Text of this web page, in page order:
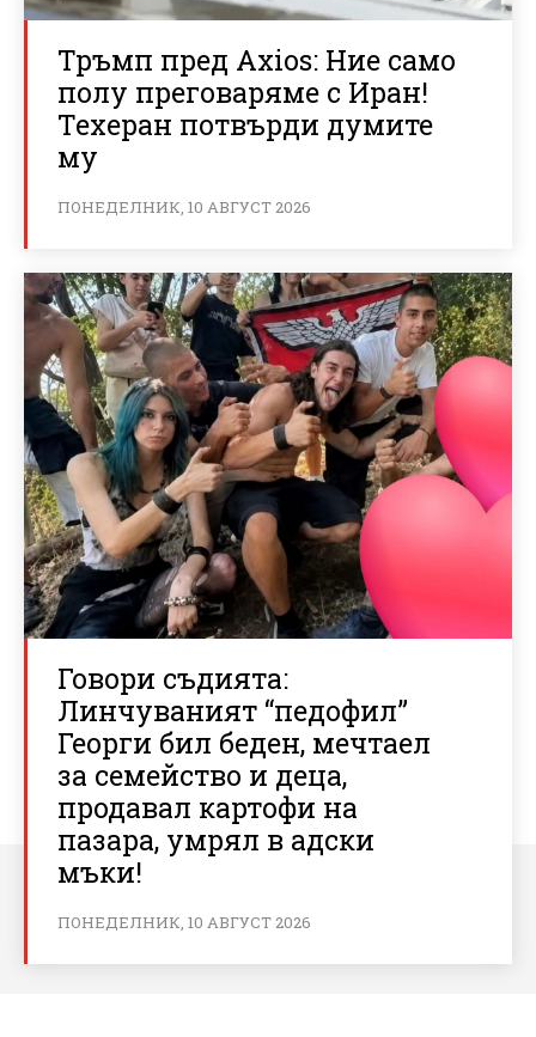
Тръмп пред Axios: Ние само
полу преговаряме с Иран!
Техеран потвърди думите
му
ПОНЕДЕЛНИК, 10 АВГУСТ 2026
Говори съдията:
Линчуваният “педофил”
Георги бил беден, мечтаел
за семейство и деца,
продавал картофи на
пазара, умрял в адски
мъки!
ПОНЕДЕЛНИК, 10 АВГУСТ 2026